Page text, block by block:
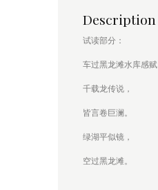
Description
试读部分：
车过黑龙滩水库感赋
千载龙传说，
皆言卷巨澜。
绿湖平似镜，
空过黑龙滩。